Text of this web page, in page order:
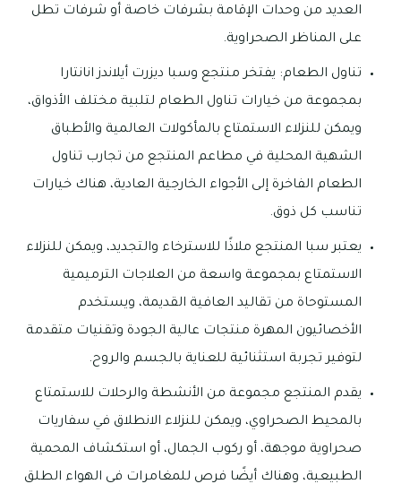
العديد من وحدات الإقامة بشرفات خاصة أو شرفات تطل
على المناظر الصحراوية.
تناول الطعام: يفتخر منتجع وسبا ديزرت أيلاندز انانتارا
بمجموعة من خيارات تناول الطعام لتلبية مختلف الأذواق،
ويمكن للنزلاء الاستمتاع بالمأكولات العالمية والأطباق
الشهية المحلية في مطاعم المنتجع من تجارب تناول
الطعام الفاخرة إلى الأجواء الخارجية العادية، هناك خيارات
تناسب كل ذوق.
يعتبر سبا المنتجع ملاذًا للاسترخاء والتجديد، ويمكن للنزلاء
الاستمتاع بمجموعة واسعة من العلاجات الترميمية
المستوحاة من تقاليد العافية القديمة، ويستخدم
الأخصائيون المهرة منتجات عالية الجودة وتقنيات متقدمة
لتوفير تجربة استثنائية للعناية بالجسم والروح.
يقدم المنتجع مجموعة من الأنشطة والرحلات للاستمتاع
بالمحيط الصحراوي، ويمكن للنزلاء الانطلاق في سفاريات
صحراوية موجهة، أو ركوب الجمال، أو استكشاف المحمية
الطبيعية، وهناك أيضًا فرص للمغامرات في الهواء الطلق